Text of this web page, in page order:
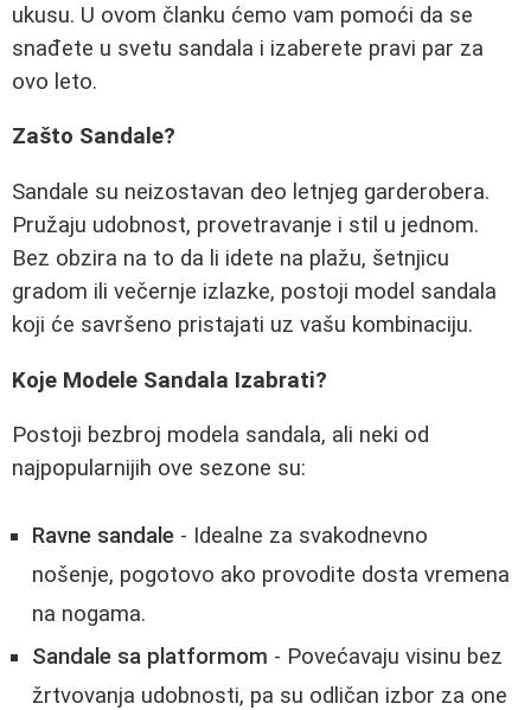
ukusu. U ovom članku ćemo vam pomoći da se
snađete u svetu sandala i izaberete pravi par za
ovo leto.
Zašto Sandale?
Sandale su neizostavan deo letnjeg garderobera.
Pružaju udobnost, provetravanje i stil u jednom.
Bez obzira na to da li idete na plažu, šetnjicu
gradom ili večernje izlazke, postoji model sandala
koji će savršeno pristajati uz vašu kombinaciju.
Koje Modele Sandala Izabrati?
Postoji bezbroj modela sandala, ali neki od
najpopularnijih ove sezone su:
Ravne sandale - Idealne za svakodnevno
nošenje, pogotovo ako provodite dosta vremena
na nogama.
Sandale sa platformom - Povećavaju visinu bez
žrtvovanja udobnosti, pa su odličan izbor za one